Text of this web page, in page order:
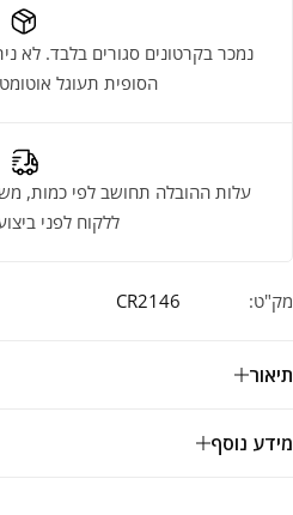
נמכר בקרטונים סגורים בלבד. לא
הסופית תעוגל
עלות ההובלה תחושב לפי כמות,
ללקוח לפני
מק"ט: CR2146
תיאור
מידע נוסף